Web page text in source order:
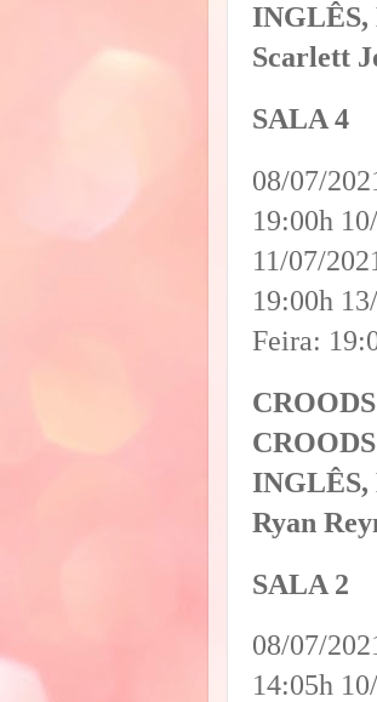
INGLÊS,
Scarlett
SALA 4
08/07/
19:00h
11/07/
19:00h
Feira:
INGLÊS,
Ryan
SALA 2
08/07/
14:05h